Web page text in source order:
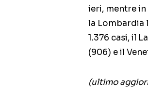
ieri, mentre in
la Lombardia
1.376 casi, il
(906) e il
(ultimo